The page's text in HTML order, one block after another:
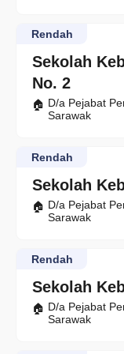
Sekolah
No. 2
Rendah
D/a Pejabat
Sarawak
Sekolah
Rendah
D/a Pejabat
Sarawak
Sekolah
Rendah
D/a Pejabat
Sarawak